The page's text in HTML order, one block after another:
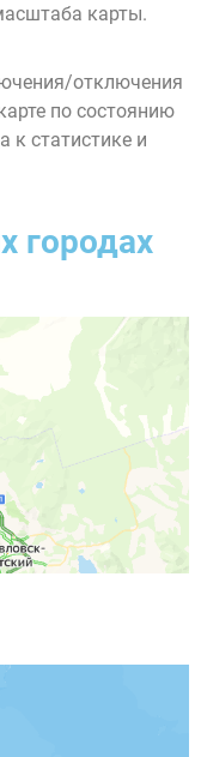
карты.
отключения
по состоянию
к статистике и
городах